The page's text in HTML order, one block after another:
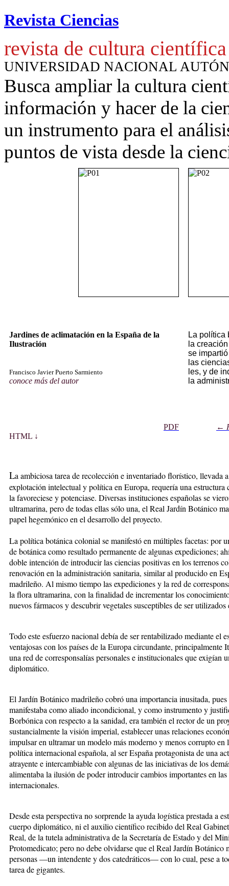
Revista Ciencias
revista de cultura científica
UNIVERSIDAD NACIONAL
Busca ampliar la cultura
información y hacer de la
un instrumento para el
puntos de vista desde la
Jardines de aclimatación en la España de la
Ilustración
La po­lí­ti­ca
la
se
las
les, y de
la
Francisco Javier Puerto Sarmiento
conoce más del autor
HTML ↓
PDF ←
La ambiciosa tarea de recolección e inventariado florístico, llevada
explotación intelectual y política en Europa, requería una
la favoreciese y potenciase. Diversas instituciones españolas se
ultramarina, pero de todas ellas sólo una, el Real Jardín Botánico
papel hegemónico en el desarrollo del proyecto.
La política botánica colonial se manifestó en múltiples facetas: por
de botánica como resultado permanente de algunas expediciones;
doble intención de introducir las ciencias positivas en los terrenos
renovación en la administración sanitaria, similar al producido en
madrileño. Al mismo tiempo las expediciones y la red de
la flora ultramarina, con la finalidad de incrementar los
nuevos fármacos y descubrir vegetales susceptibles de ser
Todo este esfuerzo nacional debía de ser rentabilizado mediante el
ventajosas con los países de la Europa circundante, principalmente
una red de corresponsalías personales e institucionales que exigían
diplomático.
El Jardín Botánico madrileño cobró una importancia inusitada,
manifestaba como aliado incondicional, y como instrumento y
Borbónica con respecto a la sanidad, era también el rector de un
sustancialmente la visión imperial, establecer unas relaciones
impulsar en ultramar un modelo más moderno y menos corrupto
política internacional española, al ser España protagonista de una
atrayente e intercambiable con algunas de las iniciativas de los
alimentaba la ilusión de poder introducir cambios importantes en
internacionales.
Desde esta perspectiva no sorprende la ayuda logística prestada a
cuerpo diplomático, ni el auxilio científico recibido del Real
Real, de la tutela administrativa de la Secretaría de Estado y del
Protomedicato; pero no debe olvidarse que el Real Jardín Botánico
personas —un intendente y dos catedráticos— con lo cual, pese a
tarea de gigantes.